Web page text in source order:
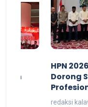
HPN
Dorong
redaksi